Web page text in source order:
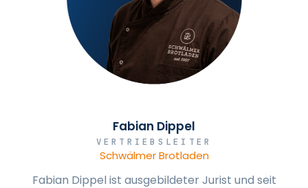
Fabian Dippel
VERTRIEBSLEITER
Schwälmer Brotladen
Fabian Dippel ist ausgebildeter Jurist und seit